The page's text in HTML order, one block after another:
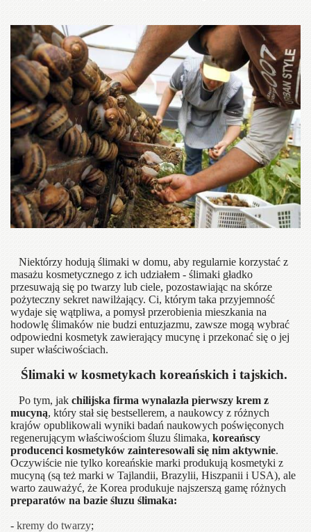
Niektórzy hodują ślimaki w domu, aby regularnie korzystać z
masażu kosmetycznego z ich udziałem - ślimaki gładko
przesuwają się po twarzy lub ciele, pozostawiając na skórze
pożyteczny sekret nawilżający. Ci, którym taka przyjemność
wydaje się wątpliwa, a pomysł przerobienia mieszkania na
hodowlę ślimaków nie budzi entuzjazmu, zawsze mogą wybrać
odpowiedni kosmetyk zawierający mucynę i przekonać się o jej
super właściwościach.
Ślimaki w kosmetykach koreańskich i tajskich.
Po tym, jak chilijska firma wynalazła pierwszy krem ​​z
mucyną, który stał się bestsellerem, a naukowcy z różnych
krajów opublikowali wyniki badań naukowych poświęconych
regenerującym właściwościom śluzu ślimaka, koreańscy
producenci kosmetyków zainteresowali się nim aktywnie.
Oczywiście nie tylko koreańskie marki produkują kosmetyki z
mucyną (są też marki w Tajlandii, Brazylii, Hiszpanii i USA), ale
warto zauważyć, że Korea produkuje najszerszą gamę różnych
preparatów na bazie śluzu ślimaka:
- kremy do twarzy;